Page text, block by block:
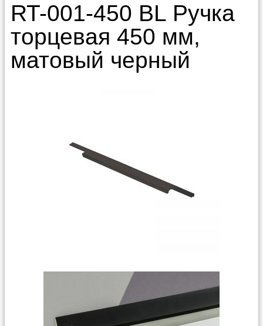
RT-001-450 BL Ручка
торцевая 450 мм,
матовый черный